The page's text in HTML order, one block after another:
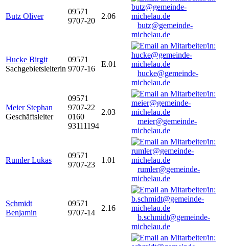
Butz Oliver
09571
9707-20
2.06
butz@gemeinde-
michelau.de
Hucke Birgit
Sachgebietsleiterin
09571
9707-16
E.01
hucke@gemeinde-
michelau.de
Meier Stephan
Geschäftsleiter
09571
9707-22
0160
93111194
2.03
meier@gemeinde-
michelau.de
Rumler Lukas
09571
9707-23
1.01
rumler@gemeinde-
michelau.de
Schmidt
Benjamin
09571
9707-14
2.16
b.schmidt@gemeinde-
michelau.de